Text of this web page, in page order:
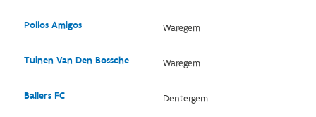
Pollos Amigos Waregem
Tuinen Van Den Bossche Waregem
Ballers FC Dentergem